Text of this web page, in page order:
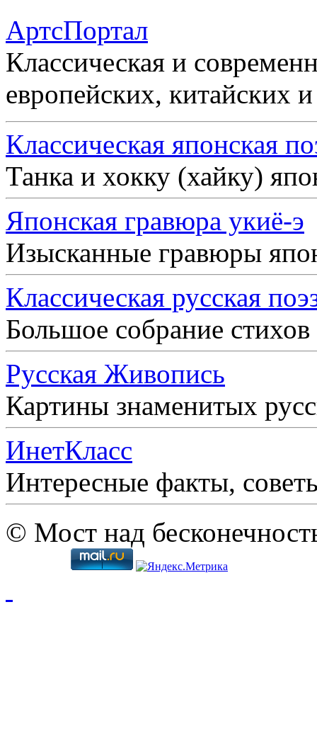
АртсПортал
Классическая и
европейских, китайских
Классическая японская
Танка и хокку (хайку)
Японская гравюра укиё-э
Изысканные гравюры
Классическая русская
Большое собрание
Русская Живопись
Картины знаменитых
ИнетКласс
Интересные факты,
© Мост над